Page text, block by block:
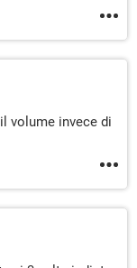
volume invece di